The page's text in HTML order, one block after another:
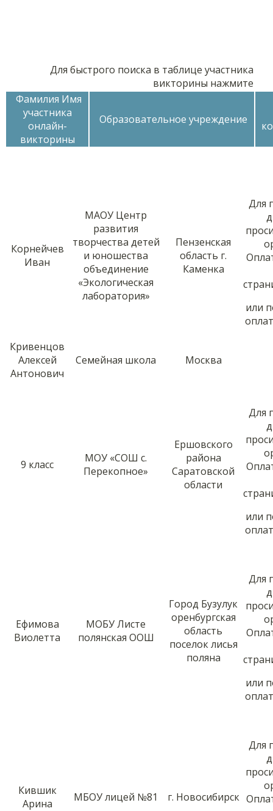
Для быстрого поиска в таблице участника
викторины нажмите
Фамилия Имя
участника
онлайн-
викторины
Образовательное учреждение
Корнейчев
Иван
МАОУ Центр
развития
творчества детей
и юношества
объединение
«Экологическая
лаборатория»
Пензенская
область г.
Каменка
Для
или
Кривенцов
Алексей
Антонович
Семейная школа Москва
9 класс
МОУ «СОШ с.
Перекопное»
Ершовского
района
Саратовской
области
Для
или
Ефимова
Виолетта
МОБУ Листе
полянская ООШ
Город Бузулук
оренбургская
область
поселок лисья
поляна
Для
или
Кившик
Арина
МБОУ лицей №81 г. Новосибирск
Для